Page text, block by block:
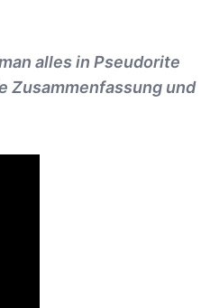
alles in Pseudorite
Zusammenfassung und